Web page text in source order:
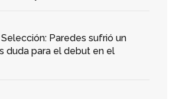
Paredes sufrió un
duda para el debut en el